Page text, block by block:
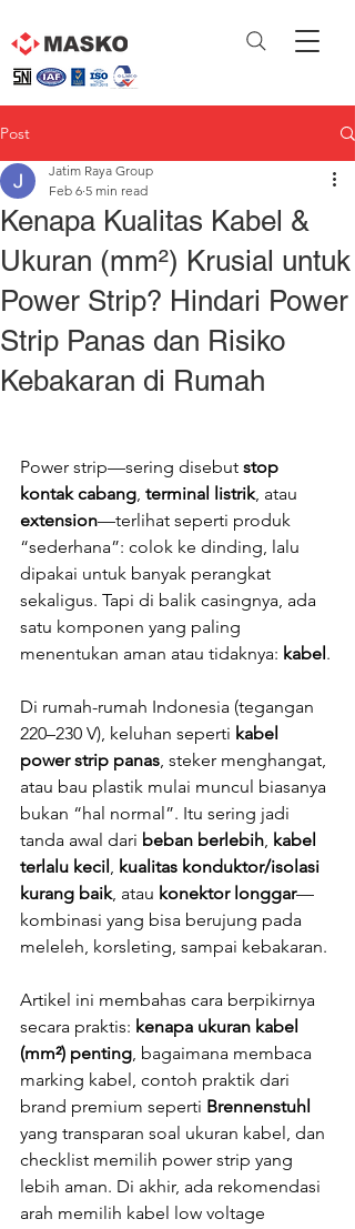
Post
Kenapa Kualitas Kabel &
Ukuran (mm²) Krusial untuk
Power Strip? Hindari Power
Strip Panas dan Risiko
Kebakaran di Rumah
Jatim Raya Group
Feb 6 5 min read
Power strip—sering disebut stop
kontak cabang, terminal listrik, atau
extension—terlihat seperti produk
“sederhana”: colok ke dinding, lalu
dipakai untuk banyak perangkat
sekaligus. Tapi di balik casingnya, ada
satu komponen yang paling
menentukan aman atau tidaknya: kabel.
Di rumah-rumah Indonesia (tegangan
220–230 V), keluhan seperti kabel
power strip panas, steker menghangat,
atau bau plastik mulai muncul biasanya
bukan “hal normal”. Itu sering jadi
tanda awal dari beban berlebih, kabel
terlalu kecil, kualitas konduktor/isolasi
kurang baik, atau konektor longgar—
kombinasi yang bisa berujung pada
meleleh, korsleting, sampai kebakaran.
Artikel ini membahas cara berpikirnya
secara praktis: kenapa ukuran kabel
(mm²) penting, bagaimana membaca
marking kabel, contoh praktik dari
brand premium seperti Brennenstuhl
yang transparan soal ukuran kabel, dan
checklist memilih power strip yang
lebih aman. Di akhir, ada rekomendasi
arah memilih kabel low voltage